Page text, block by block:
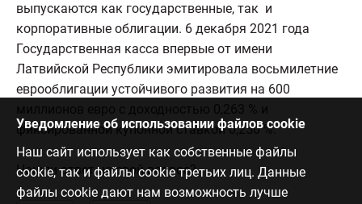
выпускаются как государственные, так и
корпоративные облигации. 6 декабря 2021 года
Государственная касса впервые от имени
Латвийской Республики эмитировала восьмилетние
еврооблигации устойчивого развития на 600
фиксированной купонной ставкой 0,250 %.
Нашли ответ на свой вопрос?
Уведомление об использовании файлов cookie
Наш сайт использует как собственные файлы
cookie, так и файлы cookie третьих лиц. Данные
файлы cookie дают нам возможность лучше